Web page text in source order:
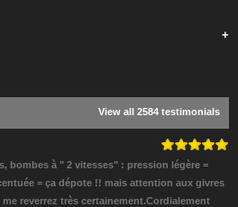
+
View all 2584 testimonials
bombes à " 2 vitesses" : pression légère =
= ça dépote !! mais attention aux givres
reverrez très certainement.Cordialement